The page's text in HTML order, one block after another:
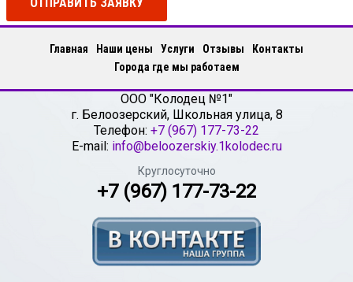
Главная Наши цены Услуги Отзывы
Контакты
Города где мы работаем
ООО "Колодец №1"
г. Белоозерский, Школьная улица, 8
Телефон: +7 (967) 177-73-22
E-mail: info@beloozerskiy.1kolodec.ru
Круглосуточно
+7 (967) 177-73-22